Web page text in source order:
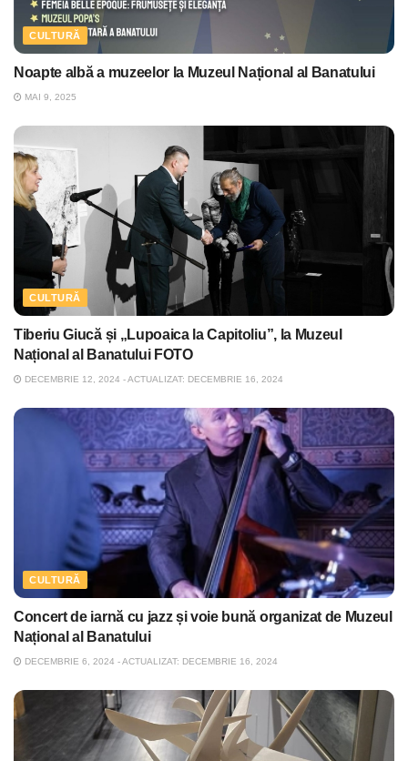
CULTURĂ
Noapte albă a muzeelor la Muzeul Național al Banatului
MAI 9, 2025
CULTURĂ
Tiberiu Giucă și „Lupoaica la Capitoliu”, la Muzeul
Național al Banatului FOTO
DECEMBRIE 12, 2024 - ACTUALIZAT: DECEMBRIE 16, 2024
CULTURĂ
Concert de iarnă cu jazz și voie bună organizat de Muzeul
Național al Banatului
DECEMBRIE 6, 2024 - ACTUALIZAT: DECEMBRIE 16, 2024